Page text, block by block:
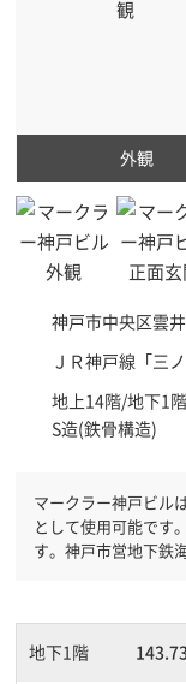
外観
神戸市中央区雲
ＪＲ神戸線「三
地上14階/地下1
S造(鉄骨構造)
マークラー神戸ビル
として使用可能です。 竣工1988年、ＪＲ神戸線三ノ宮駅徒歩
す。神戸市営地下鉄
震性がしっかりとし
で時間帯を気にせず
地下1階